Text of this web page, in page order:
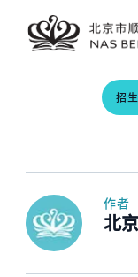
招
作者
北